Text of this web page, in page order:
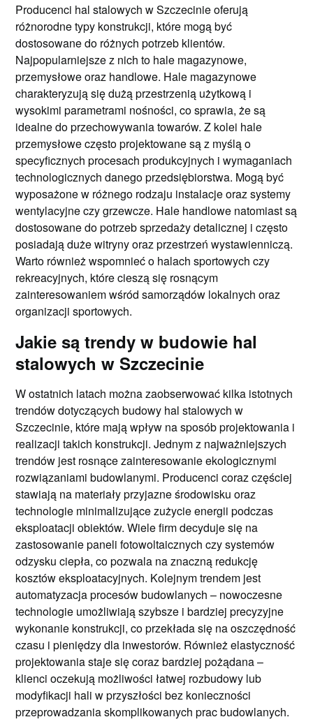
Producenci hal stalowych w Szczecinie oferują
różnorodne typy konstrukcji, które mogą być
dostosowane do różnych potrzeb klientów.
Najpopularniejsze z nich to hale magazynowe,
przemysłowe oraz handlowe. Hale magazynowe
charakteryzują się dużą przestrzenią użytkową i
wysokimi parametrami nośności, co sprawia, że są
idealne do przechowywania towarów. Z kolei hale
przemysłowe często projektowane są z myślą o
specyficznych procesach produkcyjnych i wymaganiach
technologicznych danego przedsiębiorstwa. Mogą być
wyposażone w różnego rodzaju instalacje oraz systemy
wentylacyjne czy grzewcze. Hale handlowe natomiast są
dostosowane do potrzeb sprzedaży detalicznej i często
posiadają duże witryny oraz przestrzeń wystawienniczą.
Warto również wspomnieć o halach sportowych czy
rekreacyjnych, które cieszą się rosnącym
zainteresowaniem wśród samorządów lokalnych oraz
organizacji sportowych.
Jakie są trendy w budowie hal
stalowych w Szczecinie
W ostatnich latach można zaobserwować kilka istotnych
trendów dotyczących budowy hal stalowych w
Szczecinie, które mają wpływ na sposób projektowania i
realizacji takich konstrukcji. Jednym z najważniejszych
trendów jest rosnące zainteresowanie ekologicznymi
rozwiązaniami budowlanymi. Producenci coraz częściej
stawiają na materiały przyjazne środowisku oraz
technologie minimalizujące zużycie energii podczas
eksploatacji obiektów. Wiele firm decyduje się na
zastosowanie paneli fotowoltaicznych czy systemów
odzysku ciepła, co pozwala na znaczną redukcję
kosztów eksploatacyjnych. Kolejnym trendem jest
automatyzacja procesów budowlanych – nowoczesne
technologie umożliwiają szybsze i bardziej precyzyjne
wykonanie konstrukcji, co przekłada się na oszczędność
czasu i pieniędzy dla inwestorów. Również elastyczność
projektowania staje się coraz bardziej pożądana –
klienci oczekują możliwości łatwej rozbudowy lub
modyfikacji hali w przyszłości bez konieczności
przeprowadzania skomplikowanych prac budowlanych.